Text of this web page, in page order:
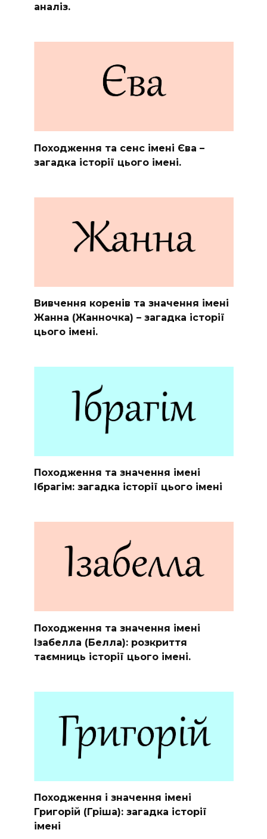
аналіз.
Походження та сенс імені Єва –
загадка історії цього імені.
Вивчення коренів та значення імені
Жанна (Жанночка) – загадка історії
цього імені.
Походження та значення імені
Ібрагім: загадка історії цього імені
Походження та значення імені
Ізабелла (Белла): розкриття
таємниць історії цього імені.
Походження і значення імені
Григорій (Гріша): загадка історії
імені